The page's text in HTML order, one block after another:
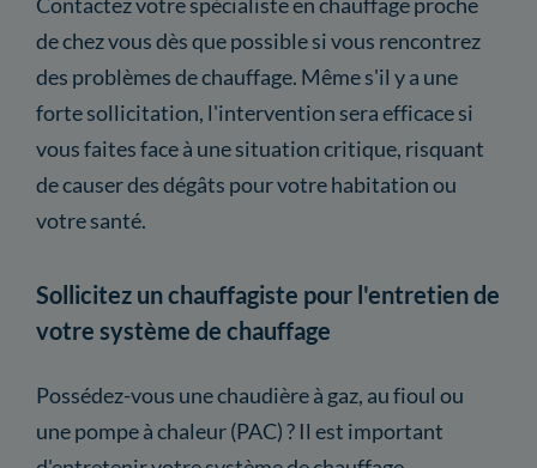
de chez vous dès que possible si vous rencontrez
des problèmes de chauffage. Même s'il y a une
forte sollicitation, l'intervention sera efficace si
vous faites face à une situation critique, risquant
de causer des dégâts pour votre habitation ou
votre santé.
Sollicitez un chauffagiste pour l'entretien de
votre système de chauffage
Possédez-vous une chaudière à gaz, au fioul ou
une pompe à chaleur (PAC) ? Il est important